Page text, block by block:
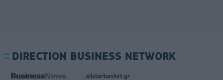
DIRECTION BUSINESS NETWORK
allstarbasket.gr